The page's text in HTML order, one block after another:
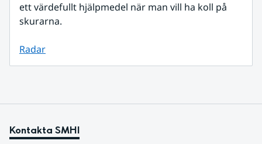
ett värdefullt hjälpmedel när man vill ha koll på
skurarna.
Radar
Kontakta SMHI